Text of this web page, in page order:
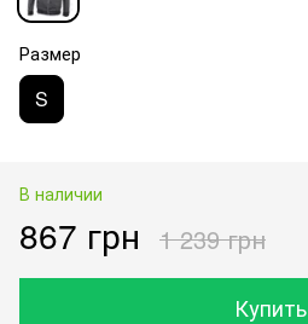
Размер
S
В наличии
867 грн 1 239 грн
Купить